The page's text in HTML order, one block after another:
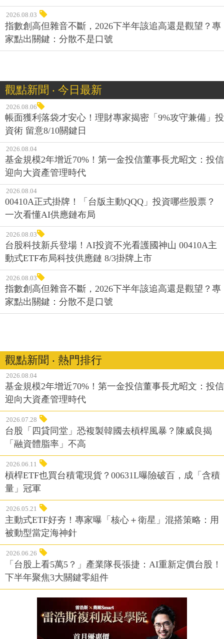
2026.08.03
指數創高但雜音不斷，2026下半年該追高還是觀望？專
家點出關鍵：分散不是口號
觀點新聞 ‧ 今日最新
2026.08.06
帳面獲利落袋才安心！理財專家揭密「9%攻守兼備」投
資術 留意8/10關鍵日
2026.08.04
基金規模2年增近70%！第一金投信董事長尤昭文：投信
迎向大資產管理時代
2026.08.04
00410A正式掛牌！「台版主動QQQ」投資哪些股票？
一次看懂AI供應鏈布局
2026.08.03
台股科技新兵登場！AI投資不光看護國神山 00410A主
動式ETF布局科技供應鏈 8/3掛牌上市
2026.08.03
指數創高但雜音不斷，2026下半年該追高還是觀望？專
家點出關鍵：分散不是口號
觀點新聞 ‧ 熱門排行
2026.08.04
基金規模2年增近70%！第一金投信董事長尤昭文：投信
迎向大資產管理時代
2026.07.28
台股「四貸同堂」恐複製韓國去槓桿風暴？陳威良揭
「融資體脂率」不高
2026.06.11
槓桿ETF也買台積電現貨？00631L曝險破百，成「含積
量」冠軍
2026.05.21
主動式ETF好夯！專家曝「核心＋衛星」混搭策略：用
被動型當定海神針
2026.06.26
「台股上看5萬5？」產業隊長張捷：AI重新定價台股！
下半年聚焦3大關鍵零組件